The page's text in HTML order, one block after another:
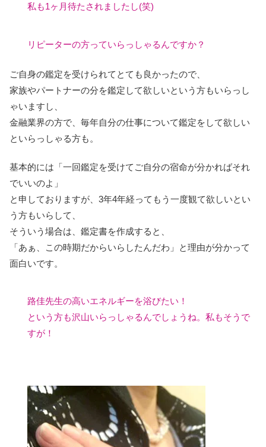
私も1ヶ月待たされましたし(笑)
リピーターの方っていらっしゃるんですか？
ご自身の鑑定を受けられてとても良かったので、
家族やパートナーの分を鑑定して欲しいという方もいらっし
ゃいますし、
金融業界の方で、毎年自分の仕事について鑑定をして欲しい
といらっしゃる方も。
基本的には「一回鑑定を受けてご自分の宿命が分かればそれ
でいいのよ」
と申しておりますが、3年4年経ってもう一度観て欲しいとい
う方もいらして、
そういう場合は、鑑定書を作成すると、
「あぁ、この時期だからいらしたんだわ」と理由が分かって
面白いです。
路佳先生の高いエネルギーを浴びたい！
という方も沢山いらっしゃるんでしょうね。私もそうで
すが！